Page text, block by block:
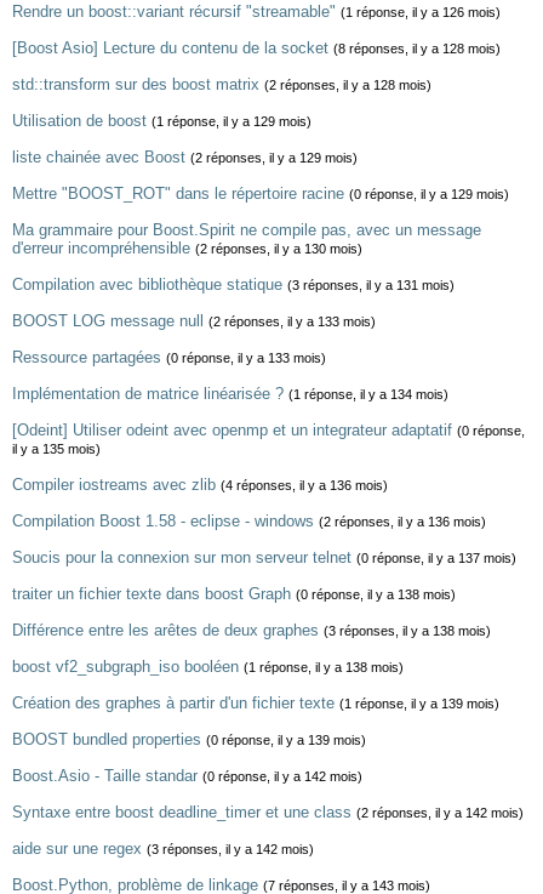
Rendre un boost::variant récursif "streamable" (1 réponse, il y a 126 mois)
[Boost Asio] Lecture du contenu de la socket (8 réponses, il y a 128 mois)
std::transform sur des boost matrix (2 réponses, il y a 128 mois)
Utilisation de boost (1 réponse, il y a 129 mois)
liste chainée avec Boost (2 réponses, il y a 129 mois)
Mettre "BOOST_ROT" dans le répertoire racine (0 réponse, il y a 129 mois)
Ma grammaire pour Boost.Spirit ne compile pas, avec un message
d'erreur incompréhensible (2 réponses, il y a 130 mois)
Compilation avec bibliothèque statique (3 réponses, il y a 131 mois)
BOOST LOG message null (2 réponses, il y a 133 mois)
Ressource partagées (0 réponse, il y a 133 mois)
Implémentation de matrice linéarisée ? (1 réponse, il y a 134 mois)
[Odeint] Utiliser odeint avec openmp et un integrateur adaptatif (0 réponse,
il y a 135 mois)
Compiler iostreams avec zlib (4 réponses, il y a 136 mois)
Compilation Boost 1.58 - eclipse - windows (2 réponses, il y a 136 mois)
Soucis pour la connexion sur mon serveur telnet (0 réponse, il y a 137 mois)
traiter un fichier texte dans boost Graph (0 réponse, il y a 138 mois)
Différence entre les arêtes de deux graphes (3 réponses, il y a 138 mois)
boost vf2_subgraph_iso booléen (1 réponse, il y a 138 mois)
Création des graphes à partir d'un fichier texte (1 réponse, il y a 139 mois)
BOOST bundled properties (0 réponse, il y a 139 mois)
Boost.Asio - Taille standar (0 réponse, il y a 142 mois)
Syntaxe entre boost deadline_timer et une class (2 réponses, il y a 142 mois)
aide sur une regex (3 réponses, il y a 142 mois)
Boost.Python, problème de linkage (7 réponses, il y a 143 mois)